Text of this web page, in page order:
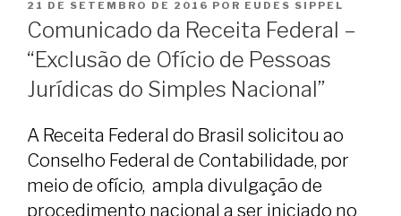
PUBLICADO
EM
21 DE SETEMBRO DE 2016 POR EUDES SIPPEL
Comunicado da Receita Federal –
“Exclusão de Ofício de Pessoas
Jurídicas do Simples Nacional”
A Receita Federal do Brasil solicitou ao
Conselho Federal de Contabilidade, por
meio de ofício, ampla divulgação de
procedimento nacional a ser iniciado no